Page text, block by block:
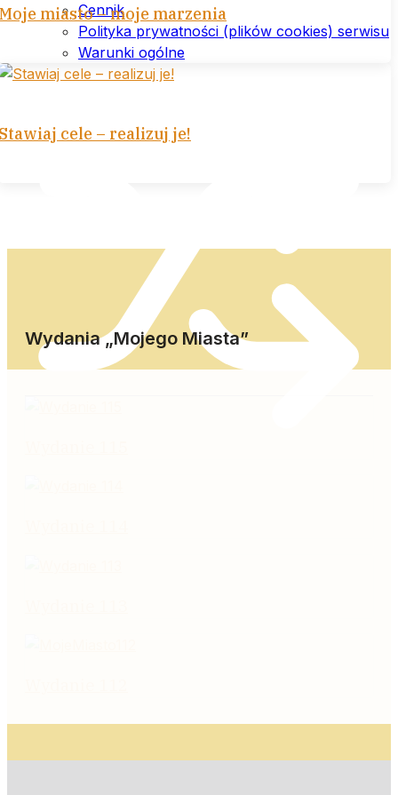
Cennik
Polityka prywatności (plików cookies) serwisu
Warunki ogólne
miasto – moje marzenia
cele – realizuj je!
Wydania „Mojego Miasta”